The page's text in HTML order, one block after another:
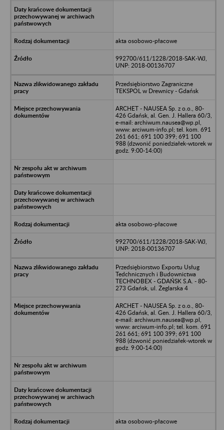
akta osobowo-płacowe
992700/611/1228/2018-SAK-WJ,
UNP: 2018-00136707
Przedsiębiorstwo Zagraniczne
TEKSPOL w Drewnicy - Gdańsk
ARCHET - NAUSEA Sp. z o.o., 80-
426 Gdańsk, al. Gen. J. Hallera 60/3,
e-mail: archiwum.nausea@wp.pl,
www: arciwum-info.pl; tel. kom. 691
261 661; 691 100 399; 691 100
988 (dzwonić poniedziałek-wtorek w
godz. 9:00-14:00)
akta osobowo-płacowe
992700/611/1228/2018-SAK-WJ,
UNP: 2018-00136707
Przedsiębiorstwo Exportu Usług
Tedchnicznych i Budownictwa
TECHNOBEX - GDAŃSK S.A. - 80-
273 Gdańsk, ul. Żeglarska 4
ARCHET - NAUSEA Sp. z o.o., 80-
426 Gdańsk, al. Gen. J. Hallera 60/3,
e-mail: archiwum.nausea@wp.pl,
www: arciwum-info.pl; tel. kom. 691
261 661; 691 100 399; 691 100
988 (dzwonić poniedziałek-wtorek w
godz. 9:00-14:00)
akta osobowo-płacowe